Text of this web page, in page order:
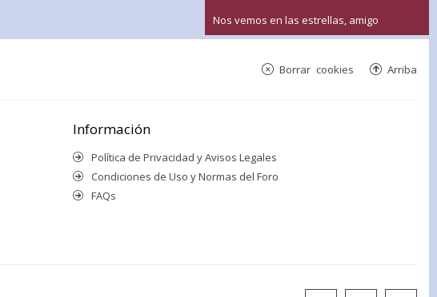
Nos vemos en las estrellas, amigo
Arriba
Borrar cookies
Información
Política de Privacidad y Avisos Legales
Condiciones de Uso y Normas del Foro
FAQs